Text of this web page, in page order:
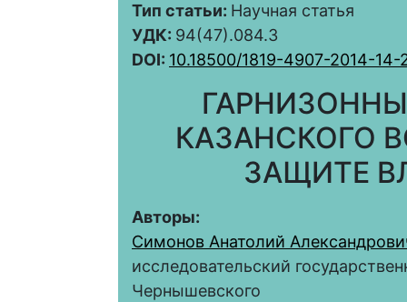
Тип статьи: Научная статья
УДК: 94(47).084.3
DOI: 10.18500/1819-4907-2014-14-
КАЗАНСКОГО
ЗАЩИТЕ
Авторы:
Симонов Анатолий
исследовательский
Чернышевского